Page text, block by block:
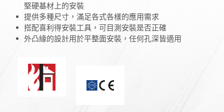
堅硬基材上的安裝
提供多種尺寸，滿足各式各樣的應用需求
搭配喜利得安裝工具，可目測安裝是否正確
外凸緣的設計用於平整面安裝，任何孔深皆適用
阻燃